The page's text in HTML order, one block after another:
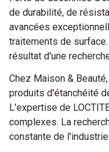
de durabilité, de
avancées
traitements de
résultat d'une
Chez Maison &
produits d'étanchéité
L'expertise de
complexes. La
constante de l'industrie.